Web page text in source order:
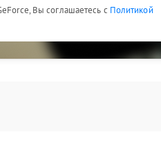
Вы соглашаетесь с Политикой